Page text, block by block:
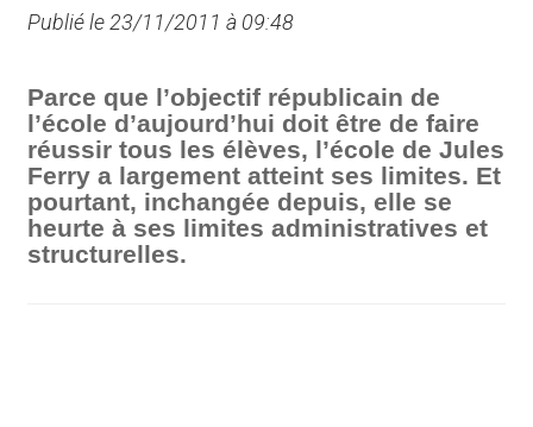
Publié le 23/11/2011 à 09:48
Parce que l’objectif républicain de
l’école d’aujourd’hui doit être de faire
réussir tous les élèves, l’école de Jules
Ferry a largement atteint ses limites. Et
pourtant, inchangée depuis, elle se
heurte à ses limites administratives et
structurelles.